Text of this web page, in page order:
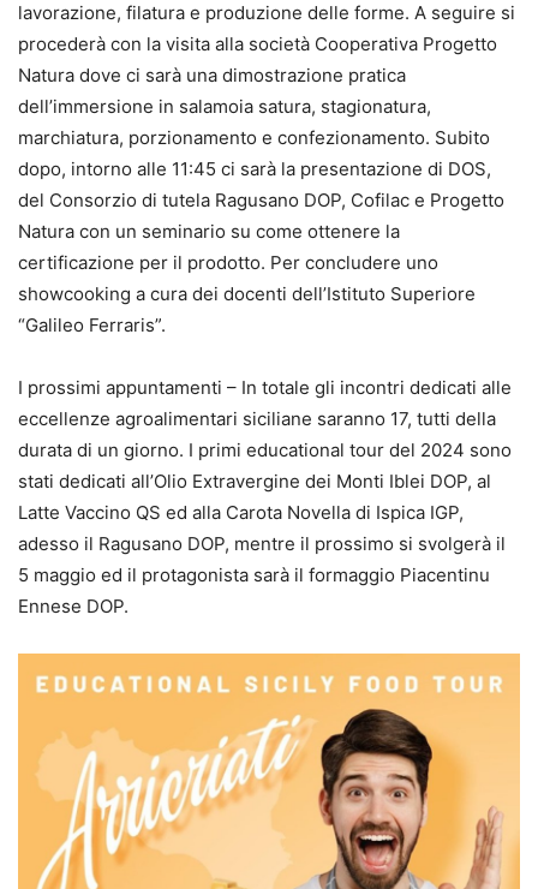
lavorazione, filatura e produzione delle forme. A seguire si
procederà con la visita alla società Cooperativa Progetto
Natura dove ci sarà una dimostrazione pratica
dell’immersione in salamoia satura, stagionatura,
marchiatura, porzionamento e confezionamento. Subito
dopo, intorno alle 11:45 ci sarà la presentazione di DOS,
del Consorzio di tutela Ragusano DOP, Cofilac e Progetto
Natura con un seminario su come ottenere la
certificazione per il prodotto. Per concludere uno
showcooking a cura dei docenti dell’Istituto Superiore
“Galileo Ferraris”.
I prossimi appuntamenti – In totale gli incontri dedicati alle
eccellenze agroalimentari siciliane saranno 17, tutti della
durata di un giorno. I primi educational tour del 2024 sono
stati dedicati all’Olio Extravergine dei Monti Iblei DOP, al
Latte Vaccino QS ed alla Carota Novella di Ispica IGP,
adesso il Ragusano DOP, mentre il prossimo si svolgerà il
5 maggio ed il protagonista sarà il formaggio Piacentinu
Ennese DOP.